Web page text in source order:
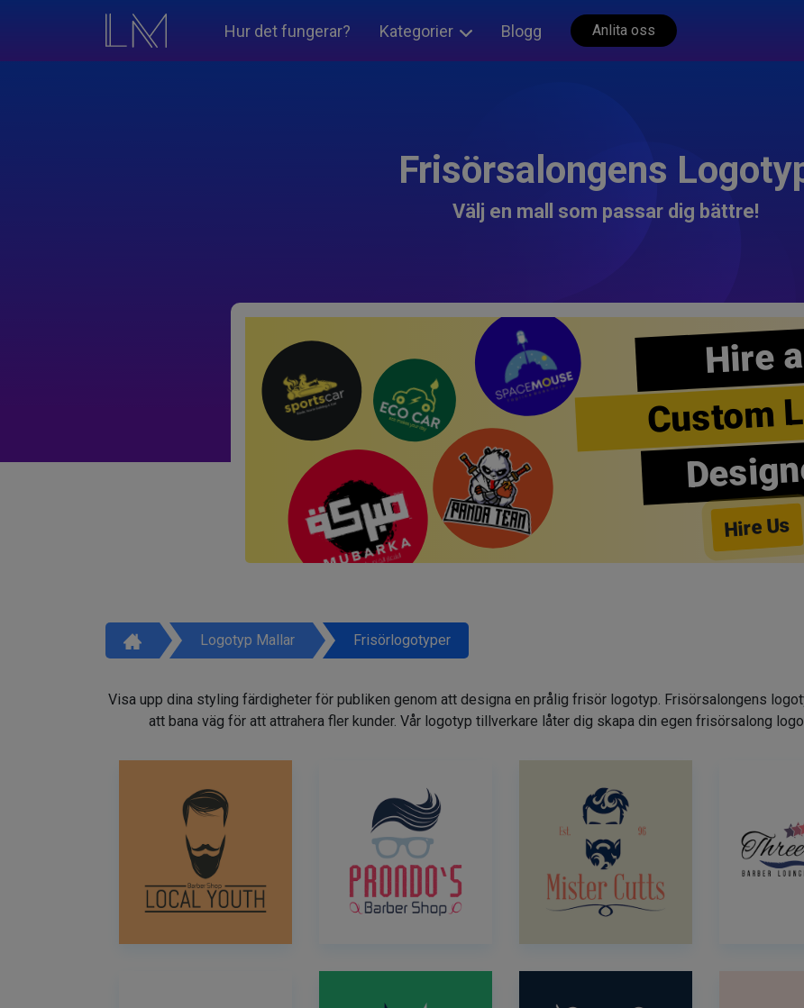
Hur det fungerar? Kategorier Blogg Anlita oss
Frisörsalongens
Välj en mall som passar dig bättre!
Hire a
Custom
Hire Us
Logotyp Mallar Frisörlogotyper
Visa upp dina styling färdigheter för publiken genom att designa en prålig frisör logotyp. Frisörsalongens
att bana väg för att attrahera fler kunder. Vår logotyp tillverkare låter dig skapa din egen frisörsalong